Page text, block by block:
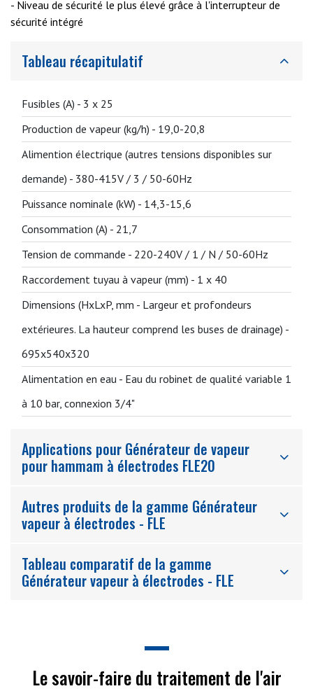
- Niveau de sécurité le plus élevé grâce à l'interrupteur de
sécurité intégré
Tableau récapitulatif
Fusibles (A) - 3 x 25
Production de vapeur (kg/h) - 19,0-20,8
Alimention électrique (autres tensions disponibles sur
demande) - 380-415V / 3 / 50-60Hz
Puissance nominale (kW) - 14,3-15,6
Consommation (A) - 21,7
Tension de commande - 220-240V / 1 / N / 50-60Hz
Raccordement tuyau à vapeur (mm) - 1 x 40
Dimensions (HxLxP, mm - Largeur et profondeurs
extérieures. La hauteur comprend les buses de drainage) -
695x540x320
Alimentation en eau - Eau du robinet de qualité variable 1
à 10 bar, connexion 3/4"
Applications pour Générateur de vapeur
pour hammam à électrodes FLE20
Autres produits de la gamme Générateur
vapeur à électrodes - FLE
Tableau comparatif de la gamme
Générateur vapeur à électrodes - FLE
Le savoir-faire du traitement de l'air